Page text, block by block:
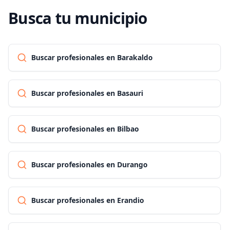
Busca tu municipio
Buscar profesionales en Barakaldo
Buscar profesionales en Basauri
Buscar profesionales en Bilbao
Buscar profesionales en Durango
Buscar profesionales en Erandio